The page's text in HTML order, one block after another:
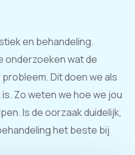
en behandeling.
onderzoeken wat de
Dit doen we als
Zo weten we hoe we jou
Is de oorzaak duidelijk,
het beste bij